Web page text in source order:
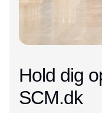
Hold dig
SCM.dk